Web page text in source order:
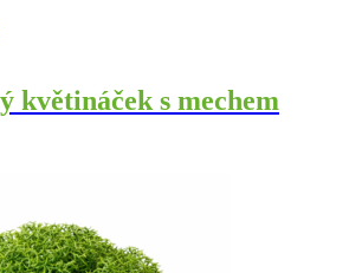
květináček s mechem